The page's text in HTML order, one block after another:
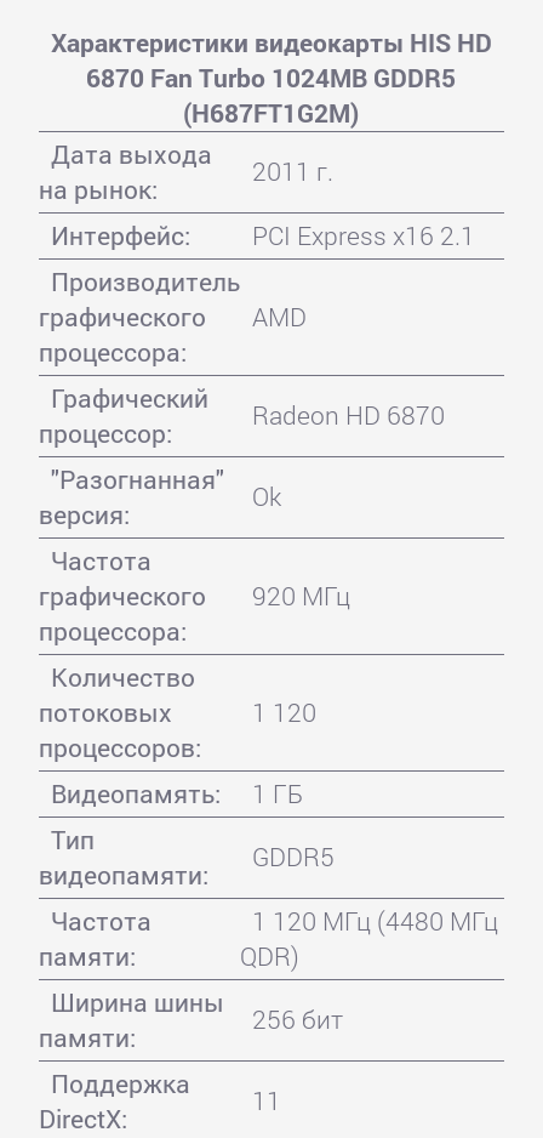
Характеристики видеокарты HIS HD
6870 Fan Turbo 1024MB GDDR5
(H687FT1G2M)
Дата выхода
на рынок:
2011 г.
Интерфейс:
PCI Express x16 2.1
Производитель
графического
процессора:
AMD
Графический
процессор:
Radeon HD 6870
"Разогнанная"
версия:
Ok
Частота
графического
процессора:
920 МГц
Количество
потоковых
процессоров:
1 120
Видеопамять:
1 ГБ
Тип
видеопамяти:
GDDR5
Частота
памяти:
1 120 МГц (4480 МГц
QDR)
Ширина шины
памяти:
256 бит
Поддержка
DirectX:
11